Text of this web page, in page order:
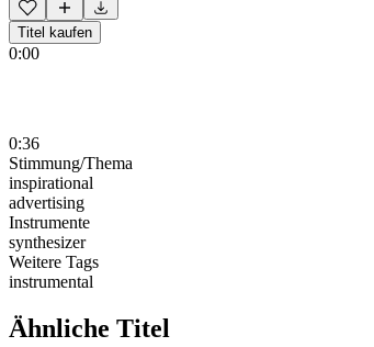
Titel kaufen
0:00
0:36
Stimmung/Thema
inspirational
advertising
Instrumente
synthesizer
Weitere Tags
instrumental
Ähnliche Titel